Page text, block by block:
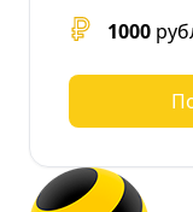
1000